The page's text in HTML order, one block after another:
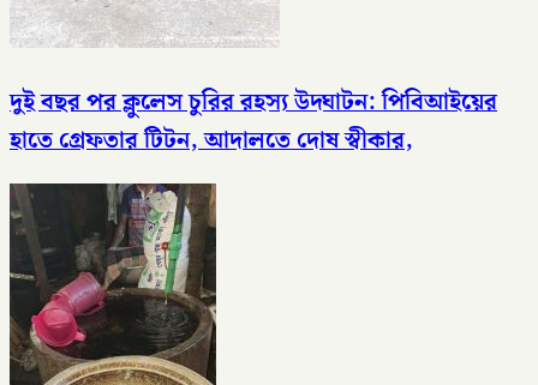
দুই বছর পর ক্লুলেস চুরির রহস্য উদ্ঘাটন: পিবিআইয়ের
হাতে গ্রেফতার টিটন, আদালতে দোষ স্বীকার,